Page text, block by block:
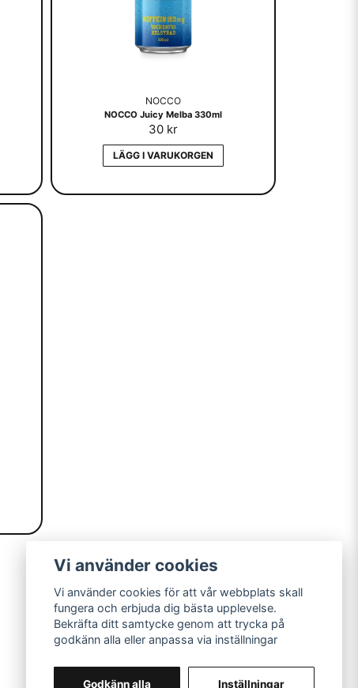
NOCCO
NOCCO Juicy Melba 330ml
30 kr
LÄGG I VARUKORGEN
Snusprillan i Uppland AB
Vi använder cookies
Vi använder cookies för att vår webbplats skall
fungera och erbjuda dig bästa upplevelse.
Bekräfta ditt samtycke genom att trycka på
godkänn alla eller anpassa via inställningar
Godkänn alla Inställningar